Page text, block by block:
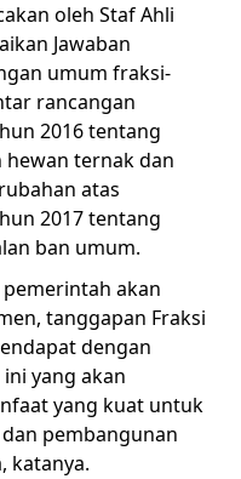
oleh Staf Ahli
Jawaban
umum fraksi-
rancangan
2016 tentang
ternak dan
atas
2017 tentang
ban umum.
akan
tanggapan Fraksi
dengan
yang akan
yang kuat untuk
pembangunan
katanya.